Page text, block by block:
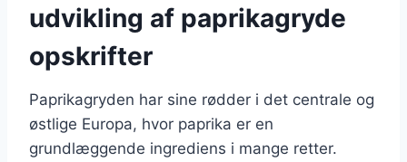
udvikling af paprikagryde
opskrifter
Paprikagryden har sine rødder i det centrale og
østlige Europa, hvor paprika er en
grundlæggende ingrediens i mange retter.